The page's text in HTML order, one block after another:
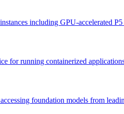
including GPU-accelerated
for running containerized
foundation models from